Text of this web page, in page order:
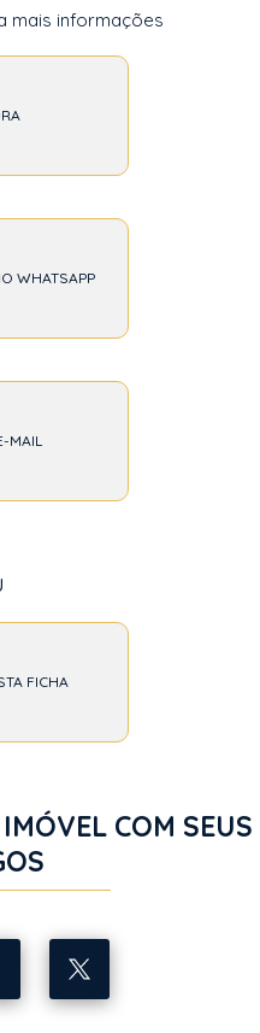
mais informações
WHATSAPP
MAIL
FICHA
COM SEUS